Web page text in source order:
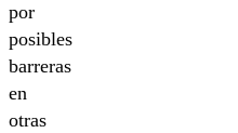
por
posibles
barreras
en
otras